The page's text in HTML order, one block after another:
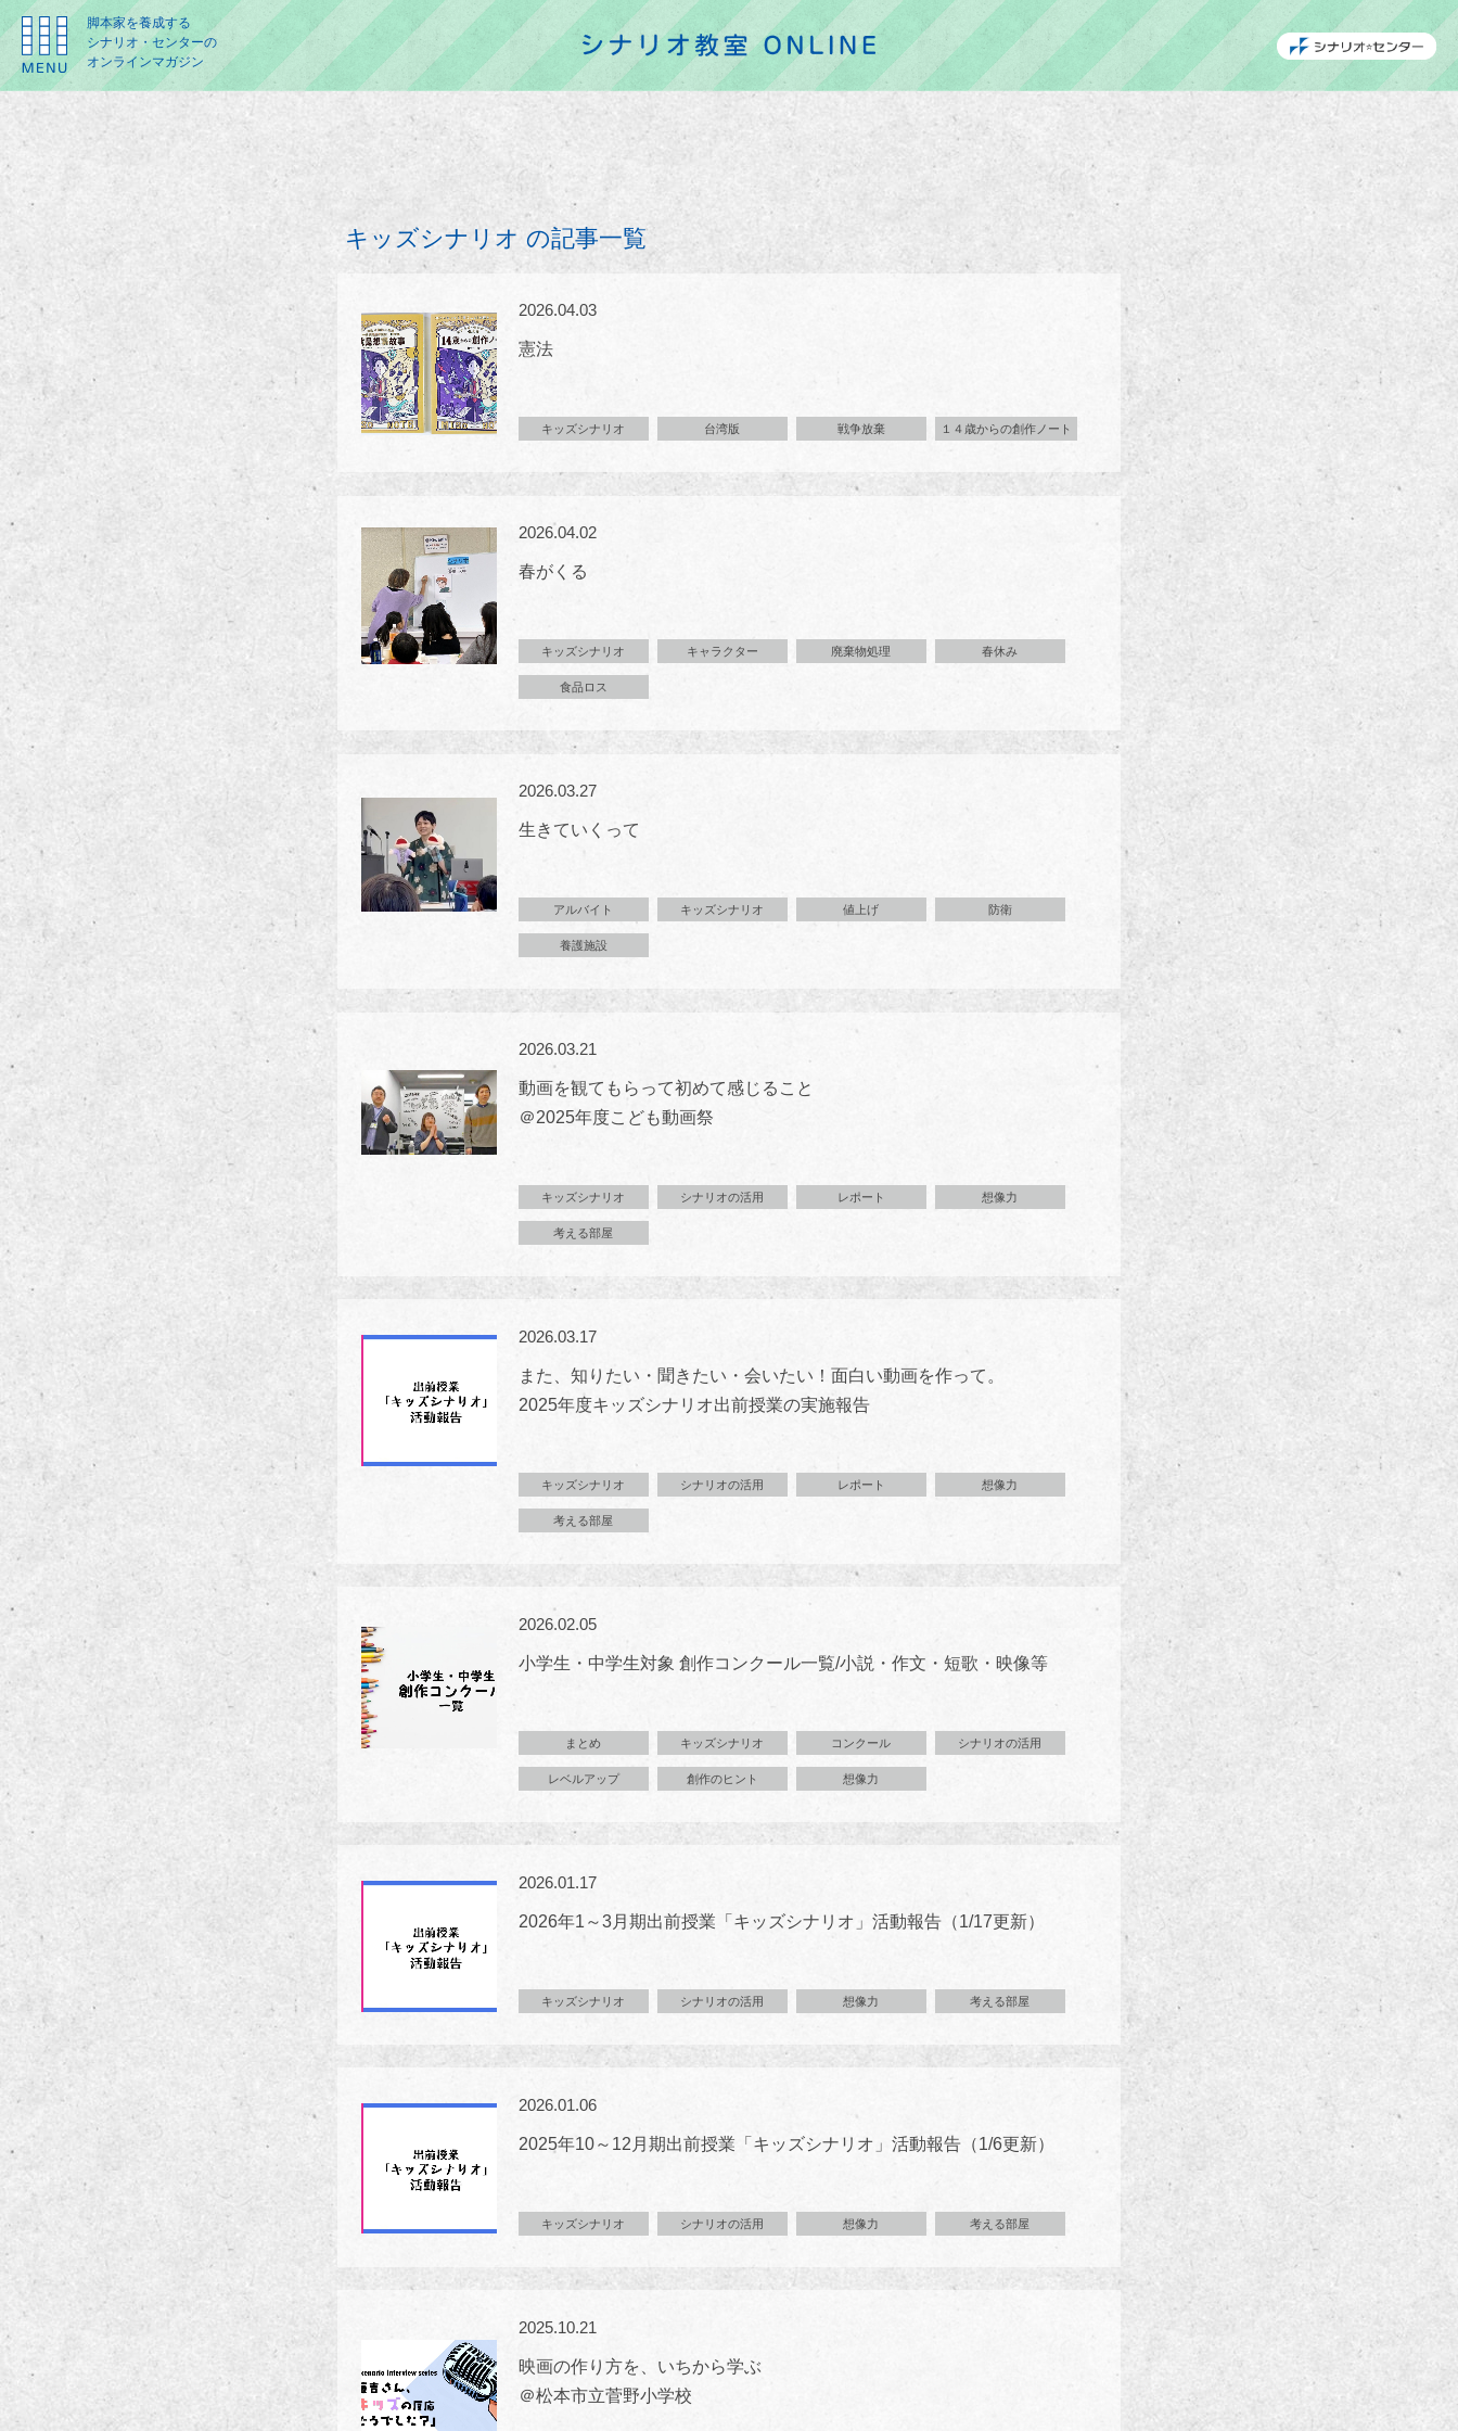
脚本家を養成する
シナリオ・センターの
オンラインマガジン
キッズシナリオ の記事一覧
2026.04.03
憲法
キッズシナリオ 台湾版 戦争放棄 １４歳からの創作ノート
2026.04.02
春がくる
キッズシナリオ キャラクター 廃棄物処理 春休み
食品ロス
2026.03.27
生きていくって
アルバイト キッズシナリオ 値上げ 防衛
養護施設
2026.03.21
動画を観てもらって初めて感じること
＠2025年度こども動画祭
キッズシナリオ シナリオの活用 レポート 想像力
考える部屋
2026.03.17
また、知りたい・聞きたい・会いたい！面白い動画を作って。
2025年度キッズシナリオ出前授業の実施報告
キッズシナリオ シナリオの活用 レポート 想像力
考える部屋
2026.02.05
小学生・中学生対象 創作コンクール一覧/小説・作文・短歌・映像等
まとめ キッズシナリオ コンクール シナリオの活用
レベルアップ 創作のヒント 想像力
2026.01.17
2026年1～3月期出前授業「キッズシナリオ」活動報告（1/17更新）
キッズシナリオ シナリオの活用 想像力 考える部屋
2026.01.06
2025年10～12月期出前授業「キッズシナリオ」活動報告（1/6更新）
キッズシナリオ シナリオの活用 想像力 考える部屋
2025.10.21
映画の作り方を、いちから学ぶ
＠松本市立菅野小学校